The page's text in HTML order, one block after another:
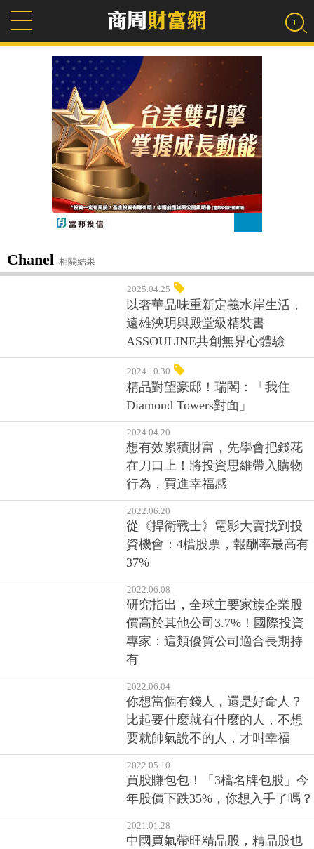
Chanel 相關結果
2025.04.25
以奢華品味重新定義水岸生活，
遠雄泱玥與殿堂級精裝書
ASSOULINE共創無界心體驗
2024.10.30
精品對望豪邸！瑞閣：「我住
Diamond Towers對面」
2024.04.20
想有效累積財富，先學會把錢花
在刀口上！將投資思維帶入購物
行為，買進幸福感
2022.06.20
從《捍衛戰士》電影大賣找到投
資機會：4檔股票，報酬率最高有
37%
2022.06.08
研究指出，全球主要家族企業股
價高於其他公司3.7%！國際投資
專家：這類優質公司適合長期持
有
2022.06.04
你想當個有錢人，還是好命人？
比起要什麼就有什麼的人，不想
要就帥氣說不的人，才叫幸福
2022.05.10
買股賺包包！「3檔名牌包股」今
年股價下跌35%，你想入手了嗎？